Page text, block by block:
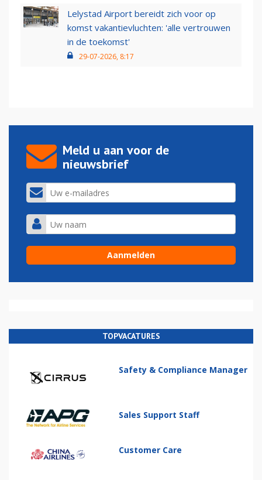
Lelystad Airport bereidt zich voor op
komst vakantievluchten: 'alle vertrouwen
in de toekomst'
29-07-2026, 8:17
Meld u aan voor de
nieuwsbrief
TOPVACATURES
Safety & Compliance Manager
Sales Support Staff
Customer Care